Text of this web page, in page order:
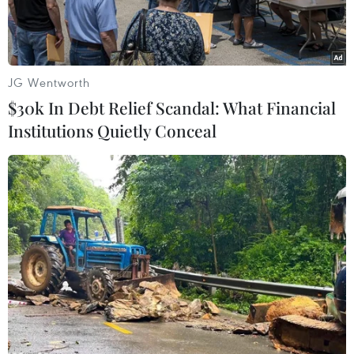
Khách hàng giao dịch vàng khu vực Hà Nội. (Ảnh: Đức
Duy/Vietnam+)
Chỉ trong một ngày giao dịch (11/6), giá vàng
nhẫn tại các doanh nghiệp trong nước đã giảm
gần 2 triệu đồng.
JG Wentworth
$30k In Debt Relief Scandal: What Financial
Institutions Quietly Conceal